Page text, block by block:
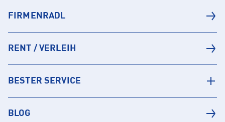
FIRMENRADL
RENT / VERLEIH
BESTER SERVICE
BLOG